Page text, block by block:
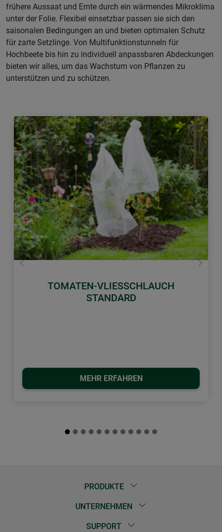
frühere Aussaat und Ernte durch ein wärmendes Mikroklima
unter der Folie. Flexibel einsetzbar passen sie sich den
saisonalen Bedingungen an und bieten optimalen Schutz
für zarte Setzlinge. Von Multifunktionstunneln für
Hochbeete bis hin zu individuell anpassbaren Abdeckungen
bieten wir alles, um das Wachstum von Pflanzen zu
unterstützen und zu schützen.
TOMATEN-VLIESSCHLAUCH
STANDARD
MEHR ERFAHREN
Zurück Weiter
PRODUKTE
UNTERNEHMEN
SUPPORT